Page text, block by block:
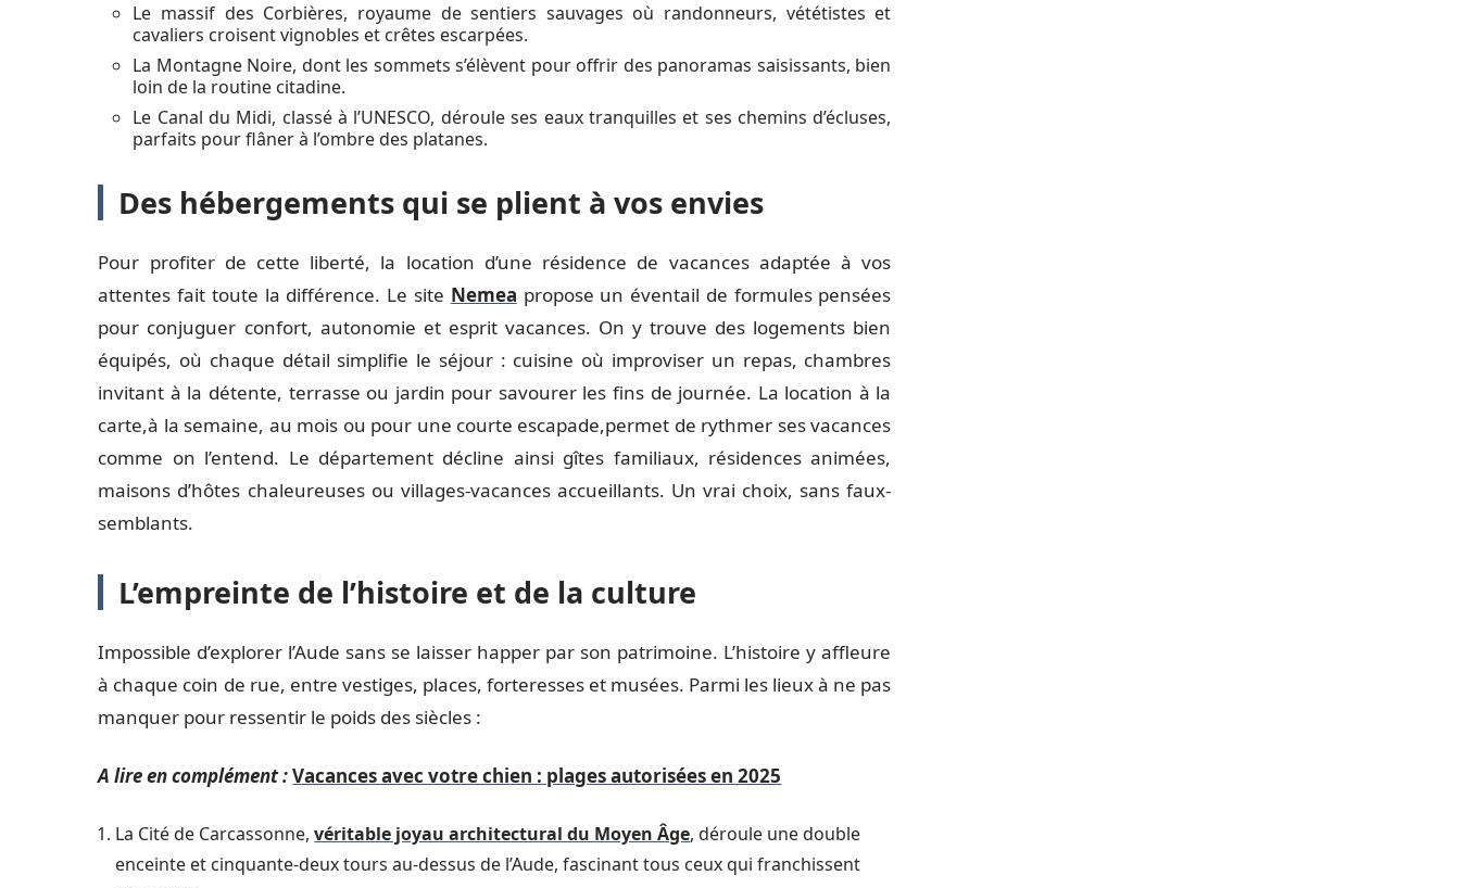
Le massif des Corbières, royaume de sentiers sauvages où randonneurs, vététistes et
cavaliers croisent vignobles et crêtes escarpées.
La Montagne Noire, dont les sommets s’élèvent pour offrir des panoramas saisissants, bien
loin de la routine citadine.
Le Canal du Midi, classé à l’UNESCO, déroule ses eaux tranquilles et ses chemins d’écluses,
parfaits pour flâner à l’ombre des platanes.
Des hébergements qui se plient à vos envies
Pour profiter de cette liberté, la location d’une résidence de vacances adaptée à vos
attentes fait toute la différence. Le site Nemea propose un éventail de formules pensées
pour conjuguer confort, autonomie et esprit vacances. On y trouve des logements bien
équipés, où chaque détail simplifie le séjour : cuisine où improviser un repas, chambres
invitant à la détente, terrasse ou jardin pour savourer les fins de journée. La location à la
carte,à la semaine, au mois ou pour une courte escapade,permet de rythmer ses vacances
comme on l’entend. Le département décline ainsi gîtes familiaux, résidences animées,
maisons d’hôtes chaleureuses ou villages-vacances accueillants. Un vrai choix, sans faux-
semblants.
L’empreinte de l’histoire et de la culture
Impossible d’explorer l’Aude sans se laisser happer par son patrimoine. L’histoire y affleure
à chaque coin de rue, entre vestiges, places, forteresses et musées. Parmi les lieux à ne pas
manquer pour ressentir le poids des siècles :
A lire en complément :Vacances avec votre chien : plages autorisées en 2025
La Cité de Carcassonne,véritable joyau architectural du Moyen Âge, déroule une double
enceinte et cinquante-deux tours au-dessus de l’Aude, fascinant tous ceux qui franchissent